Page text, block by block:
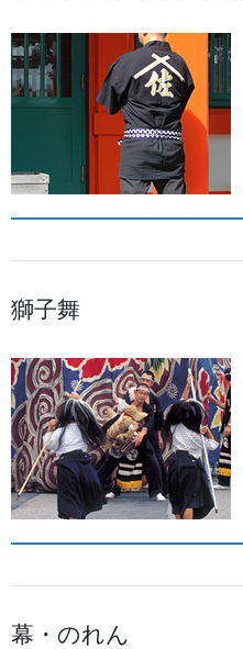
祭り前掛け・けんたい・胸当て
提灯 祭
生地
足袋,腹掛・股引、手拭
2026年7月
2026年6月
2026年5月
2026年2月
獅子舞
幕・のれん